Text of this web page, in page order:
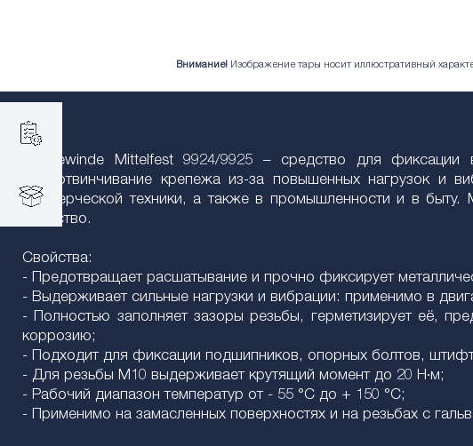
Внимание! Изображение тары носит иллюстративный
Fix-Gewinde Mittelfest 9924/9925 – средство для
самоотвинчивание крепежа из-за повышенных нагрузок и
коммерческой техники, а также в промышленности и в быту.
средство.
Свойства:
- Предотвращает расшатывание и прочно фиксирует
- Выдерживает сильные нагрузки и вибрации: применимо в
- Полностью заполняет зазоры резьбы, герметизирует её,
коррозию;
- Подходит для фиксации подшипников, опорных болтов,
- Для резьбы М10 выдерживает крутящий момент до 20 Н·м;
- Рабочий диапазон температур от - 55 °C до + 150 °C;
- Применимо на замасленных поверхностях и на резьбах с